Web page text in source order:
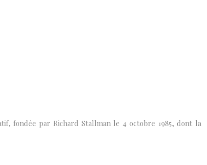
fondée par Richard Stallman le 4 octobre 1985, dont la